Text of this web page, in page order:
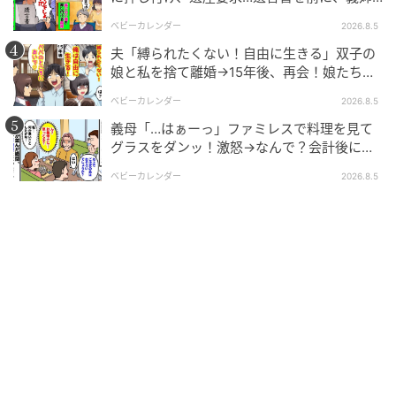
ベビーカレンダー
ベビーカレンダー 2026.8.5
夫「縛られたくない！自由に生きる」双子の
娘と私を捨て離婚→15年後、再会！娘たち
ベビーカレンダー 2026.8.5
義母「…はぁーっ」ファミレスで料理を見て
グラスをダンッ！激怒→なんで？会計後に知
ベビーカレンダー 2026.8.5